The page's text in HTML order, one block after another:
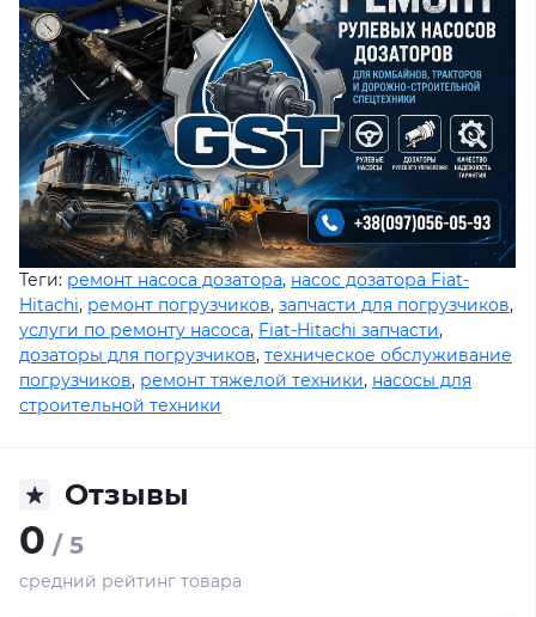
Теги: ремонт насоса дозатора, насос дозатора Fiat-
Hitachi, ремонт погрузчиков, запчасти для погрузчиков,
услуги по ремонту насоса, Fiat-Hitachi запчасти,
дозаторы для погрузчиков, техническое обслуживание
погрузчиков, ремонт тяжелой техники, насосы для
строительной техники
Отзывы
0 / 5
средний рейтинг товара